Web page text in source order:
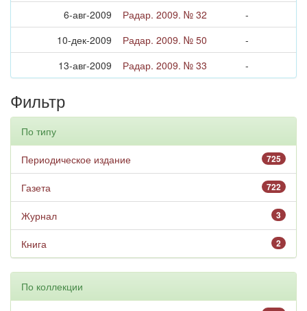
6-авг-2009
Радар. 2009. № 32
-
10-дек-2009
Радар. 2009. № 50
-
13-авг-2009
Радар. 2009. № 33 -
Фильтр
По типу
725
Периодическое издание
722
Газета
3
Журнал
2
Книга
По коллекции